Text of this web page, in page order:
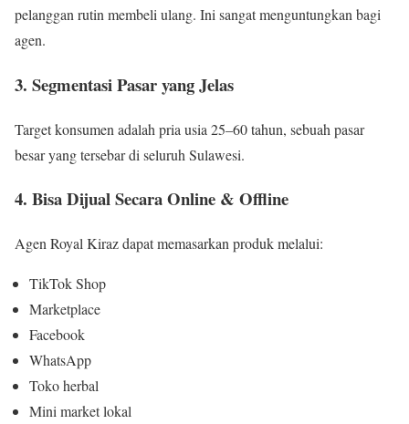
pelanggan rutin membeli ulang. Ini sangat menguntungkan bagi
agen.
3. Segmentasi Pasar yang Jelas
Target konsumen adalah pria usia 25–60 tahun, sebuah pasar
besar yang tersebar di seluruh Sulawesi.
4. Bisa Dijual Secara Online & Offline
Agen Royal Kiraz dapat memasarkan produk melalui:
TikTok Shop
Marketplace
Facebook
WhatsApp
Toko herbal
Mini market lokal